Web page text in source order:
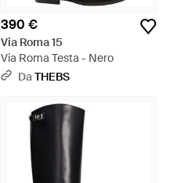
390 €
Via Roma 15
Via Roma Testa - Nero
DaTHEBS